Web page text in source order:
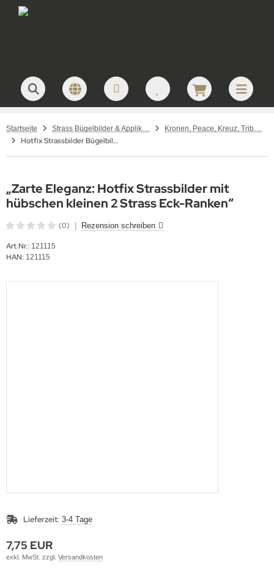
Startseite Strass Bügelbilder & Applikationen zum Aufbügeln Kronen, Peace, Kreuz, Tribals – Strass Bügelbilder
Hotfix Strassbilder Bügelbild hübsche kleine Strass Eck-Ranken 121115
„Zarte Eleganz: Hotfix Strassbilder mit
hübschen kleinen 2 Strass Eck-Ranken“
(0) Rezension schreiben
Art.Nr.: 121115
HAN: 121115
Lieferzeit: 3-4 Tage
7,75 EUR
exkl. MwSt. zzgl. Versandkosten